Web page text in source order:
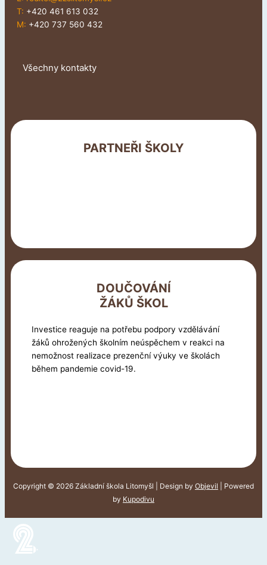
T: +420 461 613 032
M: +420 737 560 432
Všechny kontakty
PARTNEŘI ŠKOLY
DOUČOVÁNÍ
ŽÁKŮ ŠKOL
Investice reaguje na potřebu podpory vzdělávání
žáků ohrožených školním neúspěchem v reakci na
nemožnost realizace prezenční výuky ve školách
během pandemie covid-19.
Copyright © 2026 Základní škola Litomyšl | Design by Objevil | Powered
by Kupodivu